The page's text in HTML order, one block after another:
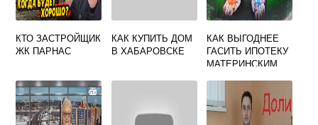
КТО ЗАСТРОЙЩИК
ЖК ПАРНАС
КАК КУПИТЬ ДОМ
В ХАБАРОВСКЕ
КАК ВЫГОДНЕЕ
ГАСИТЬ ИПОТЕКУ
МАТЕРИНСКИМ
УМЕНЬШАТЬ
ПЛАТЕЖ ИЛИ
СРОК